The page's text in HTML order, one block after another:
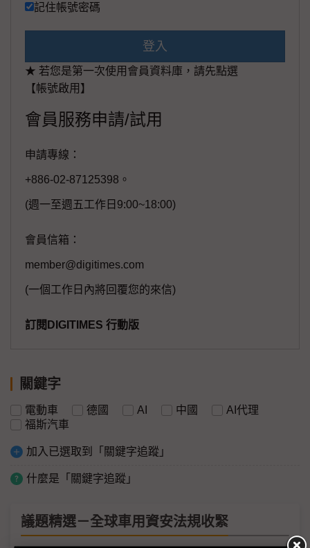
記住帳號密碼
登入
★ 若您是第一次使用會員資料庫，請先點選
【帳號啟用】
會員服務申請/試用
申請專線：
+886-02-87125398。
(週一至週五工作日9:00~18:00)
會員信箱：
member@digitimes.com
(一個工作日內將回覆您的來信)
訂閱DIGITIMES 行動版
關鍵字
電動車 德國 AI 中國
AI代理
福斯汽車
加入已選取到「關鍵字追蹤」
什麼是「關鍵字追蹤」
議題精選－全球車用資安法規收緊